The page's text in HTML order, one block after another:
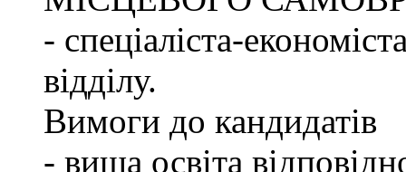
- спеціаліста-
відділу.
Вимоги до кандидатів
- вища освіта